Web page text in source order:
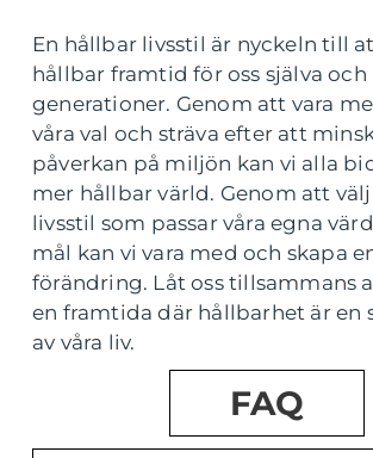
En hållbar livsstil är nyckeln till
hållbar framtid för oss själva
generationer. Genom att vara
våra val och sträva efter att
påverkan på miljön kan vi alla
mer hållbar värld. Genom att
livsstil som passar våra egna
mål kan vi vara med och skapa
förändring. Låt oss tillsammans
en framtida där hållbarhet är en
av våra liv.
FAQ